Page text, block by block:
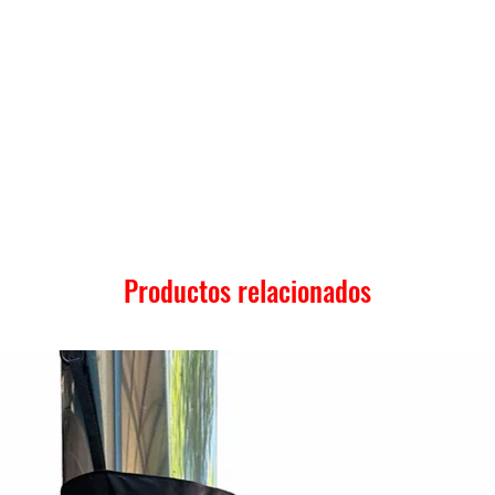
Productos relacionados